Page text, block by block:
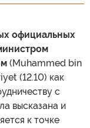
официальных
(Muhammed bin
(12.10) как
с
высказана и
к точке